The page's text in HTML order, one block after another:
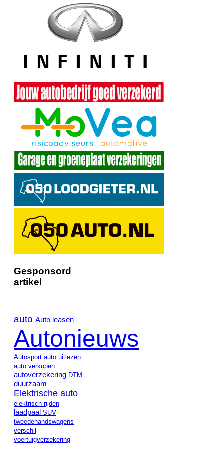
Gesponsord
artikel
auto Auto leasen
Autonieuws
Autosport auto uitlezen
auto verkopen
autoverzekering DTM
duurzaam
Elektrische auto
elektrisch rijden
laadpaal SUV
tweedehandswagens
verschil
voertuigverzekering